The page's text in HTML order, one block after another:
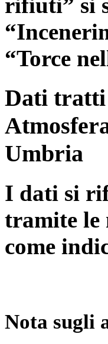
“Torce
Dati tratti
Umbria
I dati si
tramite le
come
Nota sugli